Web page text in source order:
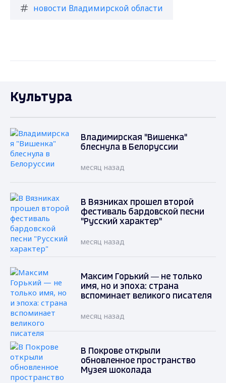
новости Владимирской области
Культура
Владимирская "Вишенка"
блеснула в Белоруссии
месяц назад
В Вязниках прошел второй
фестиваль бардовской песни
"Русский характер"
месяц назад
Максим Горький — не только
имя, но и эпоха: страна
вспоминает великого писателя
месяц назад
В Покрове открыли
обновленное пространство
Музея шоколада